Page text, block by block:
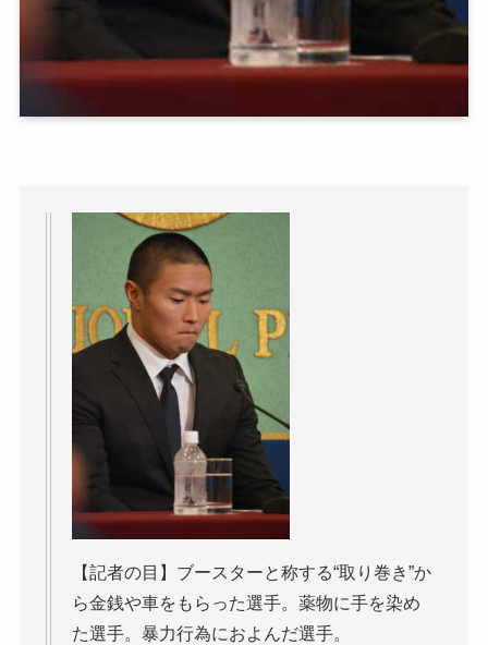
【記者の目】ブースターと称する“取り巻き”か
ら金銭や車をもらった選手。薬物に手を染め
た選手。暴力行為におよんだ選手。